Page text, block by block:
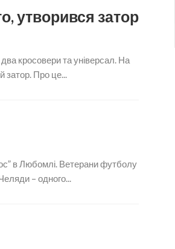
утворився затор
кросовери та універсал. На
затор. Про це...
в Любомлі. Ветерани футболу
– одного...